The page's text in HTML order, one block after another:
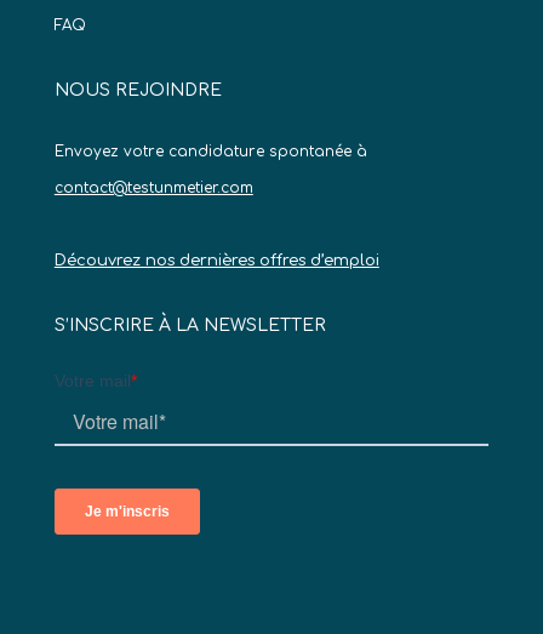
FAQ
NOUS REJOINDRE
Envoyez votre candidature spontanée à
contact@testunmetier.com
Découvrez nos dernières offres d’emploi
S’INSCRIRE À LA NEWSLETTER